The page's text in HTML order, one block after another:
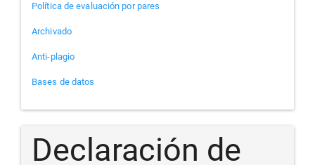
Política de evaluación por pares
Archivado
Anti-plagio
Bases de datos
Declaración de